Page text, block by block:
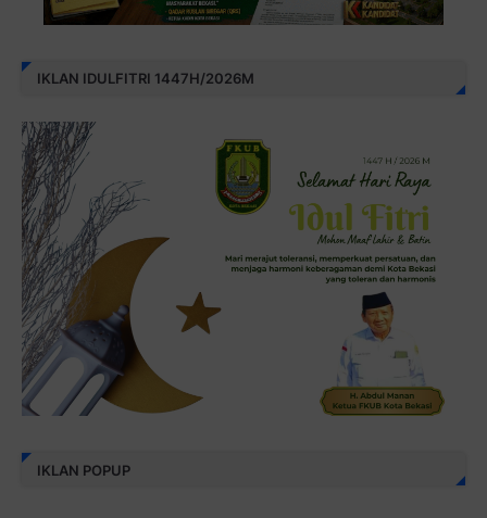
IKLAN IDULFITRI 1447H/2026M
IKLAN POPUP